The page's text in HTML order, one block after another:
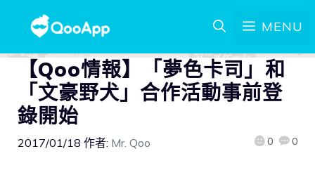
MENU
【Qoo情報】「夢色卡司」和
「文豪野犬」合作活動事前登
錄開始
2017/01/18 作者: Mr. Qoo 0 0